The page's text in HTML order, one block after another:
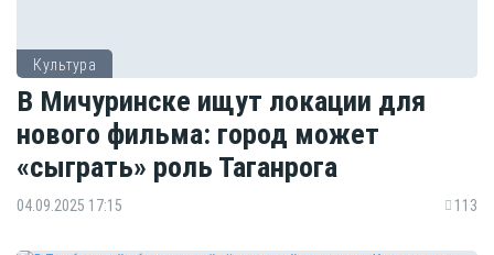
Культура
В Мичуринске ищут локации для
нового фильма: город может
«сыграть» роль Таганрога
04.09.2025 17:15 113